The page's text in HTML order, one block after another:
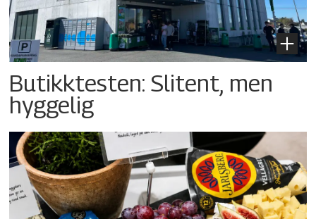
Butikktesten: Slitent, men
hyggelig